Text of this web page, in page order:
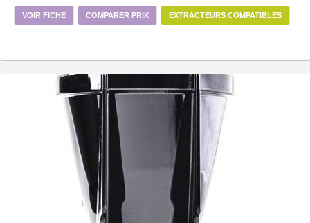
VOIR FICHE COMPARER PRIX EXTRACTEURS COMPATIBLES